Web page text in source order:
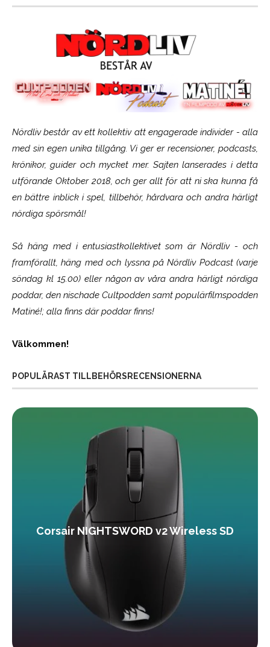
Nördliv består av ett kollektiv att engagerade individer - alla
med sin egen unika tillgång. Vi ger er recensioner, podcasts,
krönikor, guider och mycket mer. Sajten lanserades i detta
utförande Oktober 2018, och ger allt för att ni ska kunna få
en bättre inblick i spel, tillbehör, hårdvara och andra härligt
nördiga spörsmål!
Så häng med i entusiastkollektivet som ärNördliv- och
framförallt, häng med och lyssna på Nördliv Podcast (varje
söndag kl 15.00) eller någon av våra andra härligt nördiga
poddar, den nischade Cultpodden samt populärfilmspodden
Matiné!; alla finns där poddar finns!
Välkommen!
POPULÄRAST TILLBEHÖRSRECENSIONERNA
Corsair NIGHTSWORD v2 Wireless SD